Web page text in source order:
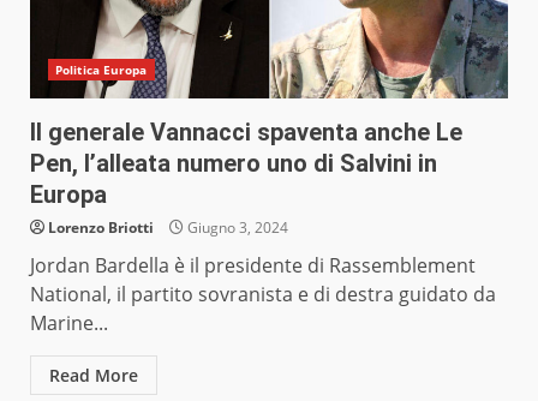
Politica Europa
Il generale Vannacci spaventa anche Le
Pen, l’alleata numero uno di Salvini in
Europa
Lorenzo Briotti Giugno 3, 2024
Jordan Bardella è il presidente di Rassemblement
National, il partito sovranista e di destra guidato da
Marine...
Read More